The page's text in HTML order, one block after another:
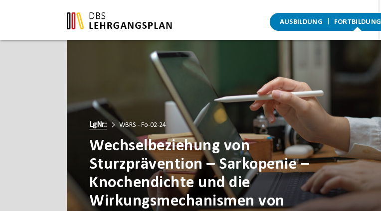
AUSBILDUNG FORTBILDUNG
LgNr.: WBRS - Fo-02-24
Wechselbeziehung von
Sturzprävention – Sarkopenie –
Knochendichte und die
Wirkungsmechanismen von